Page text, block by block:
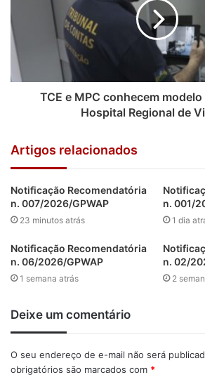
TCE e MPC conhecem
Hospital Regional de
Artigos relacionados
Notificação Recomendatória
n. 007/2026/GPWAP
23 minutos atrás
n. 001/
1 dia
Notificação Recomendatória
n. 06/2026/GPWAP
1 semana atrás
n. 02/
2
Deixe um comentário
O seu endereço de e-mail não será
obrigatórios são marcados com *